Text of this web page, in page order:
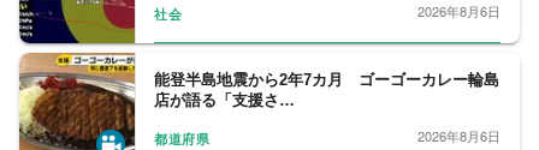
社会 2026年8月6日
能登半島地震から2年7カ月 ゴーゴーカレー輪島
店が語る「支援さ…
都道府県 2026年8月6日